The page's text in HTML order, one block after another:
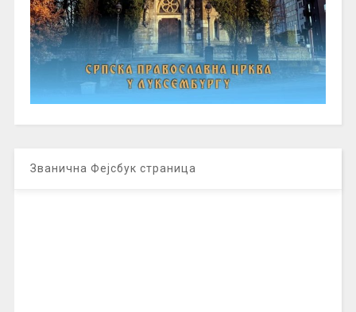
Званична Фејсбук страница